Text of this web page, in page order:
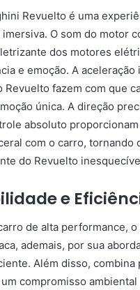
Revuelto é uma
O som do motor
dos motores
e emoção. A aceleração
Revuelto fazem com que
única. A direção
absoluto
com o carro, tornando
do Revuelto
e
de alta performance,
ademais, por sua
Além disso, combina
compromisso